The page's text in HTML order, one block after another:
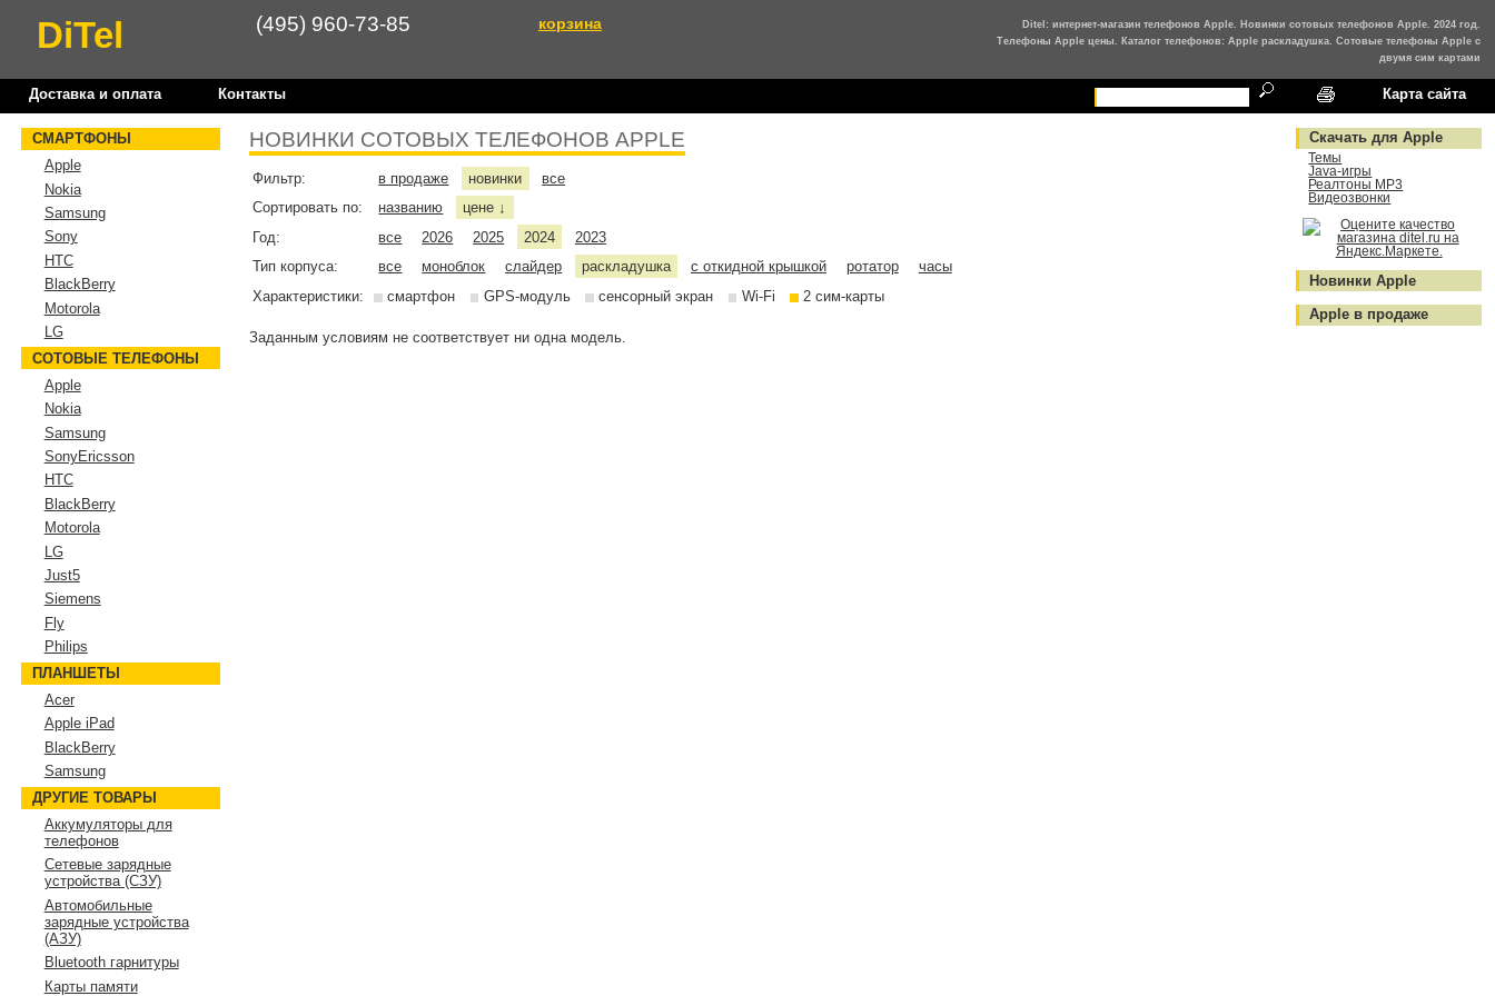
Ditel: интернет-магазин телефонов Apple. Новинки сотовых телефонов Apple. 2024 год.
Телефоны Apple цены. Каталог телефонов: Apple раскладушка. Сотовые телефоны Apple с
двумя сим картами
DiTel (495) 960-73-85 корзина
Доставка и оплата Контакты Карта сайта
НОВИНКИ СОТОВЫХ ТЕЛЕФОНОВ APPLE
Фильтр: в продаже новинки
все
Сортировать по:
названию цене ↓
Год: все 2026 2025 2024
2023
Тип корпуса:
все моноблок слайдер раскладушка с откидной крышкой ротатор
часы
Характеристики:
смартфон GPS-модуль сенсорный экран Wi-Fi 2 сим-карты
Заданным условиям не соответствует ни одна модель.
Скачать для Apple
Темы
Java-игры
Реалтоны MP3
Видеозвонки
Новинки Apple
Apple в продаже
СМАРТФОНЫ
Apple
Nokia
Samsung
Sony
HTC
BlackBerry
Motorola
LG
СОТОВЫЕ ТЕЛЕФОНЫ
Apple
Nokia
Samsung
SonyEricsson
HTC
BlackBerry
Motorola
LG
Just5
Siemens
Fly
Philips
ПЛАНШЕТЫ
Acer
Apple iPad
BlackBerry
Samsung
ДРУГИЕ ТОВАРЫ
Аккумуляторы для
телефонов
Сетевые зарядные
устройства (СЗУ)
Автомобильные
зарядные устройства
(АЗУ)
Bluetooth гарнитуры
Карты памяти